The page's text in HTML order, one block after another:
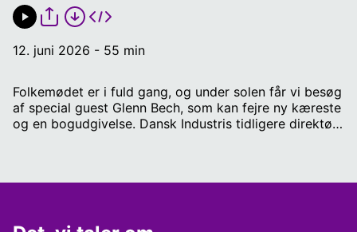
Naser Khader er blevet præst
12. juni 2026 - 55 min
Folkemødet er i fuld gang, og under solen får vi besøg
af special guest Glenn Bech, som kan fejre ny kæreste
og en bogudgivelse. Dansk Industris tidligere direktør
kørende bil. Zelenskys særlige rådgiver bruger en